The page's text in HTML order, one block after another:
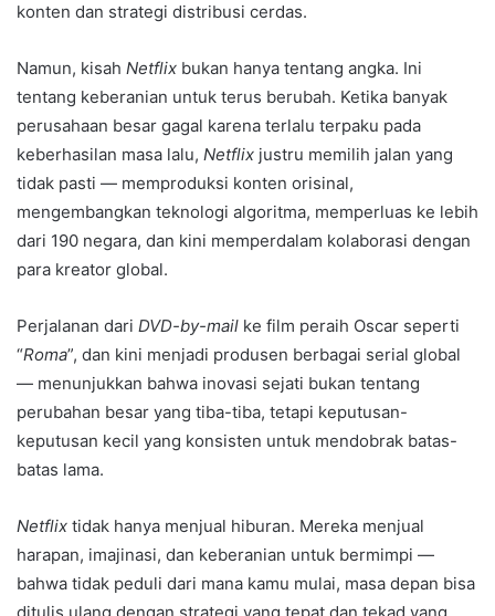
konten dan strategi distribusi cerdas.
Namun, kisah Netflix bukan hanya tentang angka. Ini
tentang keberanian untuk terus berubah. Ketika banyak
perusahaan besar gagal karena terlalu terpaku pada
keberhasilan masa lalu, Netflix justru memilih jalan yang
tidak pasti — memproduksi konten orisinal,
mengembangkan teknologi algoritma, memperluas ke lebih
dari 190 negara, dan kini memperdalam kolaborasi dengan
para kreator global.
Perjalanan dari DVD-by-mail ke film peraih Oscar seperti
“Roma”, dan kini menjadi produsen berbagai serial global
— menunjukkan bahwa inovasi sejati bukan tentang
perubahan besar yang tiba-tiba, tetapi keputusan-
keputusan kecil yang konsisten untuk mendobrak batas-
batas lama.
Netflix tidak hanya menjual hiburan. Mereka menjual
harapan, imajinasi, dan keberanian untuk bermimpi —
bahwa tidak peduli dari mana kamu mulai, masa depan bisa